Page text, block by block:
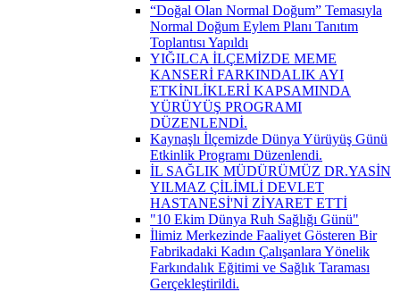
“Doğal Olan Normal Doğum” Temasıyla
Normal Doğum Eylem Planı Tanıtım
Toplantısı Yapıldı
YIĞILCA İLÇEMİZDE MEME
KANSERİ FARKINDALIK AYI
ETKİNLİKLERİ KAPSAMINDA
YÜRÜYÜŞ PROGRAMI
DÜZENLENDİ.
Kaynaşlı İlçemizde Dünya Yürüyüş Günü
Etkinlik Programı Düzenlendi.
İL SAĞLIK MÜDÜRÜMÜZ DR.YASİN
YILMAZ ÇİLİMLİ DEVLET
HASTANESİ'Nİ ZİYARET ETTİ
"10 Ekim Dünya Ruh Sağlığı Günü"
İlimiz Merkezinde Faaliyet Gösteren Bir
Fabrikadaki Kadın Çalışanlara Yönelik
Farkındalık Eğitimi ve Sağlık Taraması
Gerçekleştirildi.